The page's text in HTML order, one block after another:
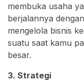
membuka usaha
berjalannya
mengelola bisnis
suatu saat kamu
besar.
3. Strategi